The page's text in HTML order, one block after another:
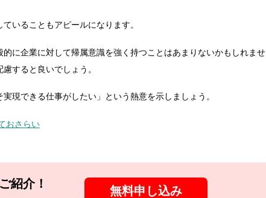
いることもアピールになります。
に企業に対して帰属意識を強く持つことはあまりないかもしれませ
すると良いでしょう。
現できる仕事がしたい」という熱意を示しましょう。
おさらい
紹介！
無料申し込み